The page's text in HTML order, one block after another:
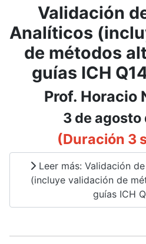
Validación
Analíticos
de métodos
guías ICH
Prof. Horacio
3 de
(Duración 3
Leer más: Validación
(incluye validación de
guías ICH